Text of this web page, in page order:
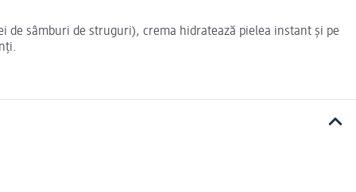
sâmburi de struguri), crema hidratează pielea instant și pe